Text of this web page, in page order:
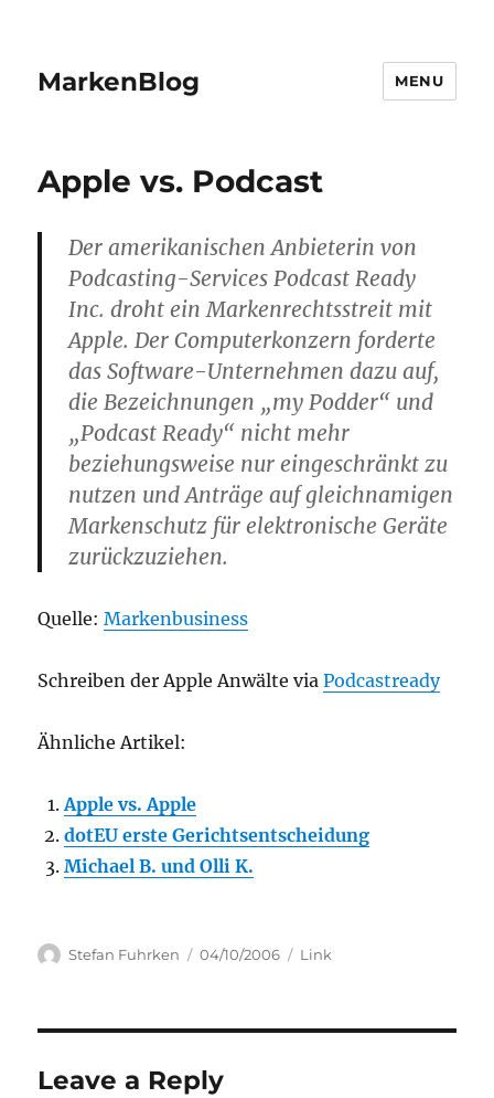
MarkenBlog MENU
Apple vs. Podcast
Der amerikanischen Anbieterin von
Podcasting-Services Podcast Ready
Inc. droht ein Markenrechtsstreit mit
Apple. Der Computerkonzern forderte
das Software-Unternehmen dazu auf,
die Bezeichnungen „my Podder“ und
„Podcast Ready“ nicht mehr
beziehungsweise nur eingeschränkt zu
nutzen und Anträge auf gleichnamigen
Markenschutz für elektronische Geräte
zurückzuziehen.
Quelle:Markenbusiness
Schreiben der Apple Anwälte viaPodcastready
Ähnliche Artikel:
Apple vs. Apple
dotEU erste Gerichtsentscheidung
Michael B. und Olli K.
Author
Stefan Fuhrken
Posted
04/10/2006 Categories
Link
Leave a Reply